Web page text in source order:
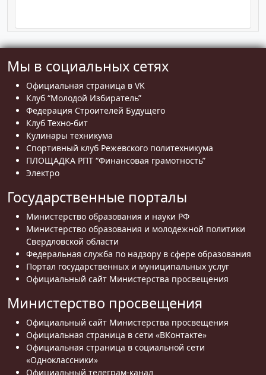
Мы в социальных сетях
Официальная страница в VK
Клуб “Молодой Избиратель”
Федерация Строителей Будущего
Клуб Техно-бит
Кулинары техникума
Спортивный клуб Режевского политехникума
ПЛОЩАДКА РПТ “Финансовая грамотность”
Электро
Государственные порталы
Министерство образования и науки РФ
Министерство образования и молодежной политики
Свердловской области
Федеральная служба по надзору в сфере образования
Портал государственных и муниципальных услуг
Официальный сайт Министерства просвещения
Министерство просвещения
Официальный сайт Министерства просвещения
Официальная страница в сети «ВКонтакте»
Официальная страница в социальной сети
«Одноклассники»
Официальный телеграм-канал